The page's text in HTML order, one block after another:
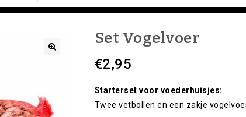
Set Vogelvoer
€2,95
Starterset voor voederhuisjes:
Twee vetbollen en een zakje